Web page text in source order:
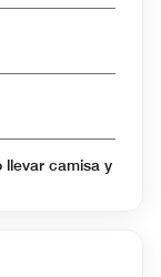
llevar camisa y